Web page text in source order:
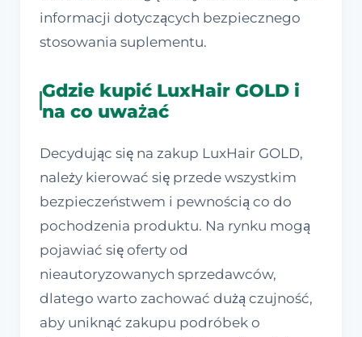
informacji dotyczących bezpiecznego
stosowania suplementu.
Gdzie kupić LuxHair GOLD i
na co uważać
Decydując się na zakup LuxHair GOLD,
należy kierować się przede wszystkim
bezpieczeństwem i pewnością co do
pochodzenia produktu. Na rynku mogą
pojawiać się oferty od
nieautoryzowanych sprzedawców,
dlatego warto zachować dużą czujność,
aby uniknąć zakupu podróbek o